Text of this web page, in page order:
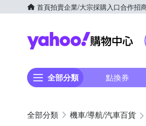
首頁拍賣企業/大宗採購入口合作招
全部分類 點換券
機車/導航/汽車百貨